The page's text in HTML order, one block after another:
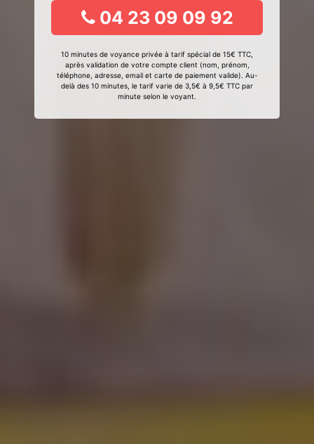
04 23 09 09 92
10 minutes de voyance privée à tarif spécial de 15€ TTC,
après validation de votre compte client (nom, prénom,
téléphone, adresse, email et carte de paiement valide). Au-
delà des 10 minutes, le tarif varie de 3,5€ à 9,5€ TTC par
minute selon le voyant.